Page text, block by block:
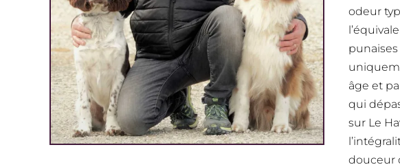
odeur
âge et
qui
sur Le
douceur